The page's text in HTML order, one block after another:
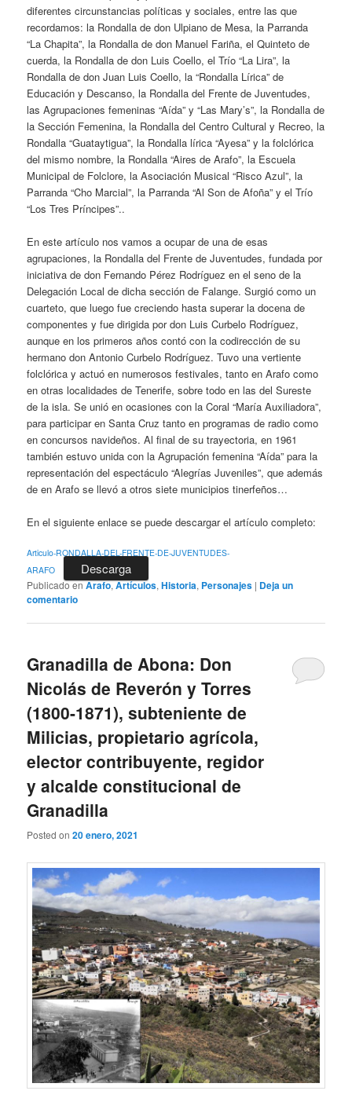
diferentes circunstancias políticas y sociales, entre las que
recordamos: la Rondalla de don Ulpiano de Mesa, la Parranda
“La Chapita”, la Rondalla de don Manuel Fariña, el Quinteto de
cuerda, la Rondalla de don Luis Coello, el Trío “La Lira”, la
Rondalla de don Juan Luis Coello, la “Rondalla Lírica” de
Educación y Descanso, la Rondalla del Frente de Juventudes,
las Agrupaciones femeninas “Aída” y “Las Mary’s”, la Rondalla de
la Sección Femenina, la Rondalla del Centro Cultural y Recreo, la
Rondalla “Guataytigua”, la Rondalla lírica “Ayesa” y la folclórica
del mismo nombre, la Rondalla “Aires de Arafo”, la Escuela
Municipal de Folclore, la Asociación Musical “Risco Azul”, la
Parranda “Cho Marcial”, la Parranda “Al Son de Afoña” y el Trío
“Los Tres Príncipes”..
En este artículo nos vamos a ocupar de una de esas
agrupaciones, la Rondalla del Frente de Juventudes, fundada por
iniciativa de don Fernando Pérez Rodríguez en el seno de la
Delegación Local de dicha sección de Falange. Surgió como un
cuarteto, que luego fue creciendo hasta superar la docena de
componentes y fue dirigida por don Luis Curbelo Rodríguez,
aunque en los primeros años contó con la codirección de su
hermano don Antonio Curbelo Rodríguez. Tuvo una vertiente
folclórica y actuó en numerosos festivales, tanto en Arafo como
en otras localidades de Tenerife, sobre todo en las del Sureste
de la isla. Se unió en ocasiones con la Coral “María Auxiliadora”,
para participar en Santa Cruz tanto en programas de radio como
en concursos navideños. Al final de su trayectoria, en 1961
también estuvo unida con la Agrupación femenina “Aída” para la
representación del espectáculo “Alegrías Juveniles”, que además
de en Arafo se llevó a otros siete municipios tinerfeños…
En el siguiente enlace se puede descargar el artículo completo:
Articulo-RONDALLA-DEL-FRENTE-DE-JUVENTUDES-
ARAFO
Descarga
Publicado enArafo,Artículos,Historia, Personajes | Deja un
comentario
Granadilla de Abona: Don
Nicolás de Reverón y Torres
(1800-1871), subteniente de
Milicias, propietario agrícola,
elector contribuyente, regidor
y alcalde constitucional de
Granadilla
Posted on20 enero, 2021